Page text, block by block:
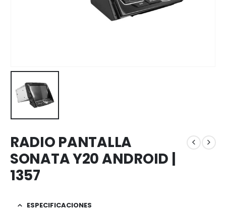
RADIO PANTALLA
SONATA Y20 ANDROID |
1357
ESPECIFICACIONES